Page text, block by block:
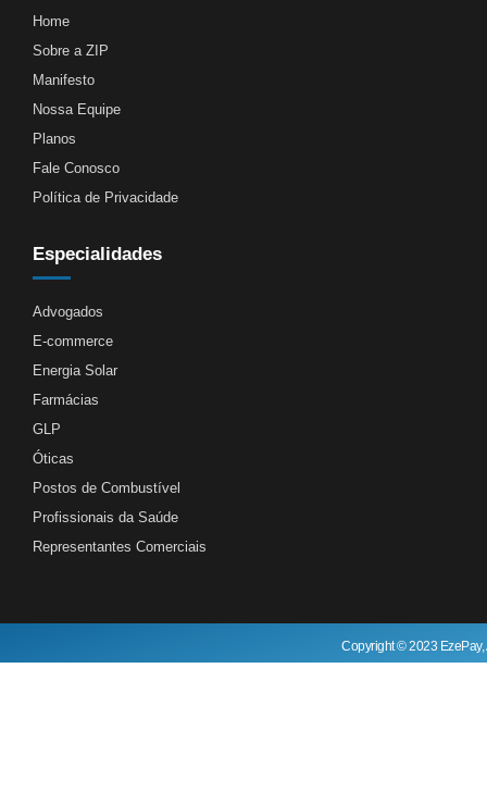
Home
Sobre a ZIP
Manifesto
Nossa Equipe
Planos
Fale Conosco
Política de Privacidade
Especialidades
Advogados
E-commerce
Energia Solar
Farmácias
GLP
Óticas
Postos de Combustível
Profissionais da Saúde
Representantes Comerciais
Copyright © 2023